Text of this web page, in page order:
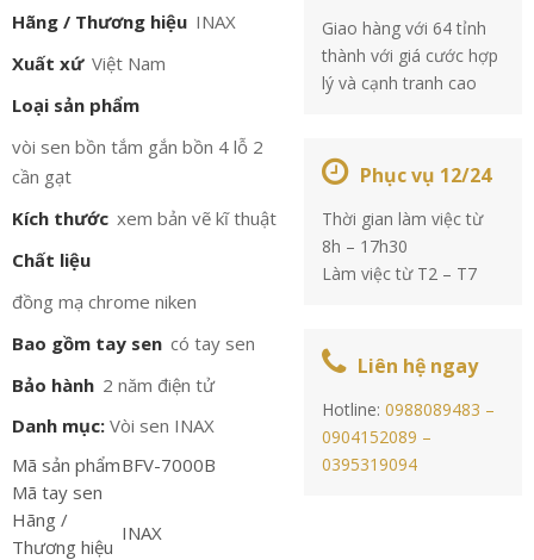
Hãng / Thương hiệu INAX
Xuất xứ Việt Nam
Loại sản phẩm
vòi sen bồn tắm gắn bồn 4 lỗ 2
cần gạt
Kích thước xem bản vẽ kĩ thuật
Chất liệu
đồng mạ chrome niken
Bao gồm tay sen có tay sen
Bảo hành 2 năm điện tử
Danh mục: Vòi sen INAX
Mã sản phẩmBFV-7000B
Mã tay sen
Hãng /
Thương hiệu
INAX
Giao hàng với 64 tỉnh
thành với giá cước hợp
lý và cạnh tranh cao
Phục vụ 12/24
Thời gian làm việc từ
8h – 17h30
Làm việc từ T2 – T7
Liên hệ ngay
Hotline:0988089483 –
0904152089 –
0395319094